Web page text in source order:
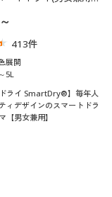
413件
展開
5L
ドライ SmartDry®】毎年人
ィデザインのスマートドラ
【男女兼用】